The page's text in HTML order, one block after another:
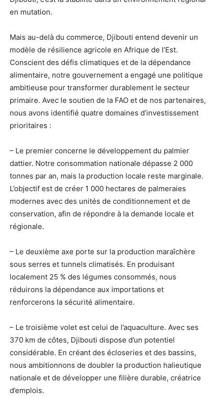
en mutation.
Mais au-delà du commerce, Djibouti entend devenir un
modèle de résilience agricole en Afrique de l’Est.
Conscient des défis climatiques et de la dépendance
alimentaire, notre gouvernement a engagé une politique
ambitieuse pour transformer durablement le secteur
primaire. Avec le soutien de la FAO et de nos partenaires,
nous avons identifié quatre domaines d’investissement
prioritaires :
– Le premier concerne le développement du palmier
dattier. Notre consommation nationale dépasse 2 000
tonnes par an, mais la production locale reste marginale.
L’objectif est de créer 1 000 hectares de palmeraies
modernes avec des unités de conditionnement et de
conservation, afin de répondre à la demande locale et
régionale.
– Le deuxième axe porte sur la production maraîchère
sous serres et tunnels climatisés. En produisant
localement 25 % des légumes consommés, nous
réduirons la dépendance aux importations et
renforcerons la sécurité alimentaire.
– Le troisième volet est celui de l’aquaculture. Avec ses
370 km de côtes, Djibouti dispose d’un potentiel
considérable. En créant des écloseries et des bassins,
nous ambitionnons de doubler la production halieutique
nationale et de développer une filière durable, créatrice
d’emplois.